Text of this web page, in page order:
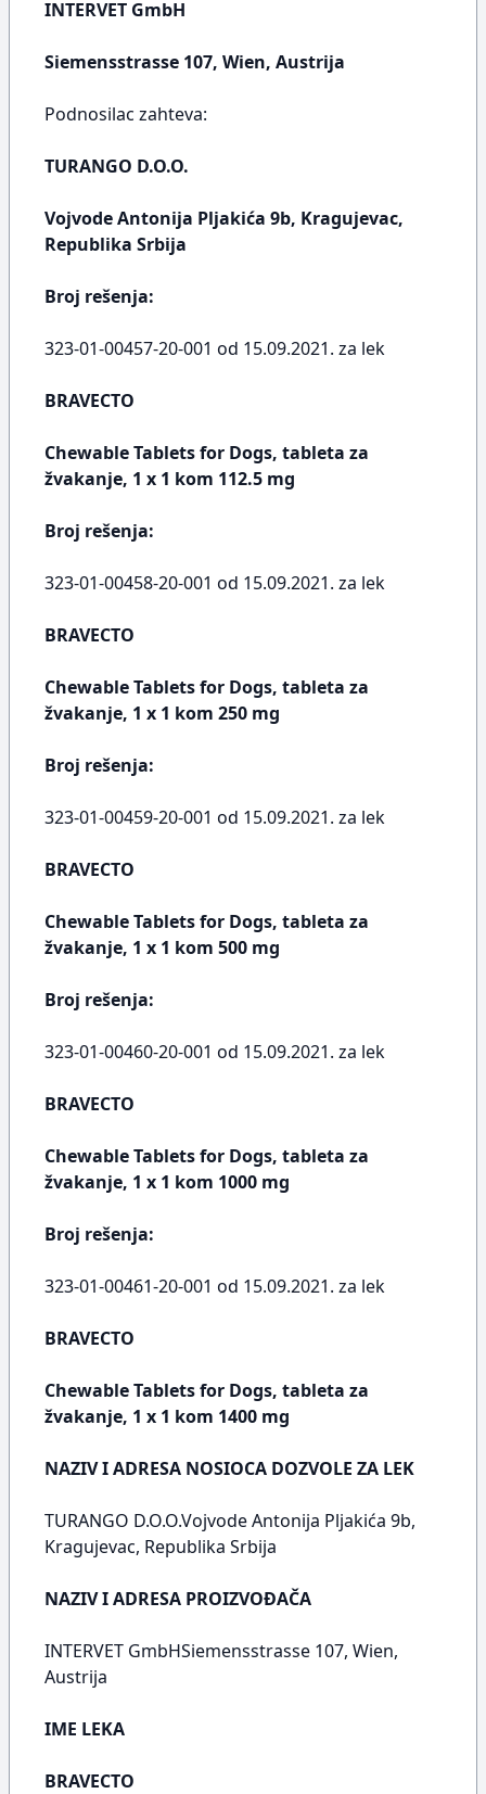
INTERVET GmbH
Siemensstrasse 107, Wien, Austrija
Podnosilac zahteva:
TURANGO D.O.O.
Vojvode Antonija Pljakića 9b, Kragujevac,
Republika Srbija
Broj rešenja:
323-01-00457-20-001 od 15.09.2021. za lek
BRAVECTO
Chewable Tablets for Dogs, tableta za
žvakanje, 1 x 1 kom 112.5 mg
Broj rešenja:
323-01-00458-20-001 od 15.09.2021. za lek
BRAVECTO
Chewable Tablets for Dogs, tableta za
žvakanje, 1 x 1 kom 250 mg
Broj rešenja:
323-01-00459-20-001 od 15.09.2021. za lek
BRAVECTO
Chewable Tablets for Dogs, tableta za
žvakanje, 1 x 1 kom 500 mg
Broj rešenja:
323-01-00460-20-001 od 15.09.2021. za lek
BRAVECTO
Chewable Tablets for Dogs, tableta za
žvakanje, 1 x 1 kom 1000 mg
Broj rešenja:
323-01-00461-20-001 od 15.09.2021. za lek
BRAVECTO
Chewable Tablets for Dogs, tableta za
žvakanje, 1 x 1 kom 1400 mg
NAZIV I ADRESA NOSIOCA DOZVOLE ZA LEK
TURANGO D.O.O.Vojvode Antonija Pljakića 9b,
Kragujevac, Republika Srbija
NAZIV I ADRESA PROIZVOĐAČA
INTERVET GmbHSiemensstrasse 107, Wien,
Austrija
IME LEKA
BRAVECTO